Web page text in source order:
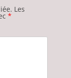
Les
*